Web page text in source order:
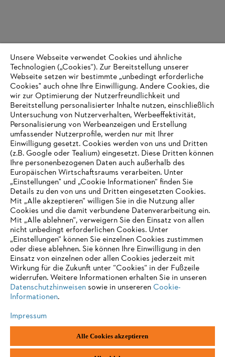
Unsere Webseite verwendet Cookies und ähnliche
Technologien („Cookies“). Zur Bereitstellung unserer
Webseite setzen wir bestimmte „unbedingt erforderliche
Cookies" auch ohne Ihre Einwilligung. Andere Cookies, die
wir zur Optimierung der Nutzerfreundlichkeit und
Bereitstellung personalisierter Inhalte nutzen, einschließlich
Untersuchung von Nutzerverhalten, Werbeeffektivität,
Personalisierung von Werbeanzeigen und Erstellung
umfassender Nutzerprofile, werden nur mit Ihrer
Einwilligung gesetzt. Cookies werden von uns und Dritten
(z.B. Google oder Tealium) eingesetzt. Diese Dritten können
Ihre personenbezogenen Daten auch außerhalb des
Europäischen Wirtschaftsraums verarbeiten. Unter
„Einstellungen" und „Cookie Informationen“ finden Sie
Details zu den von uns und Dritten eingesetzten Cookies.
Mit „Alle akzeptieren“ willigen Sie in die Nutzung aller
Cookies und die damit verbundene Datenverarbeitung ein.
Mit „Alle ablehnen“, verweigern Sie den Einsatz von allen
nicht unbedingt erforderlichen Cookies. Unter
„Einstellungen“ können Sie einzelnen Cookies zustimmen
oder diese ablehnen. Sie können Ihre Einwilligung in den
Einsatz von einzelnen oder allen Cookies jederzeit mit
Wirkung für die Zukunft unter “Cookies“ in der Fußzeile
widerrufen. Weitere Informationen erhalten Sie in unseren
Datenschutzhinweisensowie in unsereren Cookie-
Informationen.
Impressum
Alle Cookies akzeptieren